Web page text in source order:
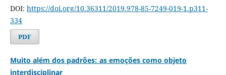
DOI: https://doi.org/10.36311/2019.978-85-7249-019-1.p311-
334
PDF
Muito além dos padrões: as emoções como objeto
interdisciplinar